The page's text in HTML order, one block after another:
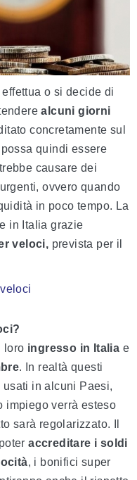
o si decide di
alcuni giorni
concretamente sul
quindi essere
causare dei
ovvero quando
in poco tempo. La
in Italia grazie
veloci, prevista per il
loro ingresso in Italia e
. In realtà questi
in alcuni Paesi,
impiego verrà esteso
sarà regolarizzato. Il
accreditare i soldi
, i bonifici super